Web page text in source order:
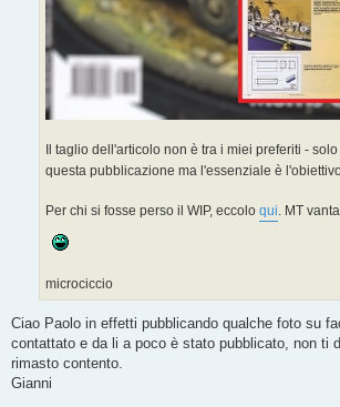
Il taglio dell'articolo non è tra i miei preferiti -
questa pubblicazione ma l'essenziale è
Per chi si fosse perso il WIP, eccolo qui . MT
microciccio
Ciao Paolo in effetti pubblicando qualche foto su
contattato e da li a poco è stato pubblicato, non ti
rimasto contento.
Gianni